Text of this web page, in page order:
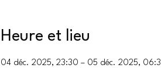
Heure et lieu
04 déc. 2025, 23:30 – 05 déc. 2025,